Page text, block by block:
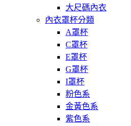
大尺碼內衣
內衣罩杯分類
A罩杯
C罩杯
E罩杯
G罩杯
I罩杯
粉色系
金黃色系
紫色系